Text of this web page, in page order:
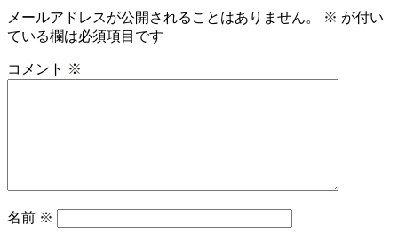
メールアドレスが公開されることはありません。 ※ が付い
ている欄は必須項目です
コメント ※
名前 ※